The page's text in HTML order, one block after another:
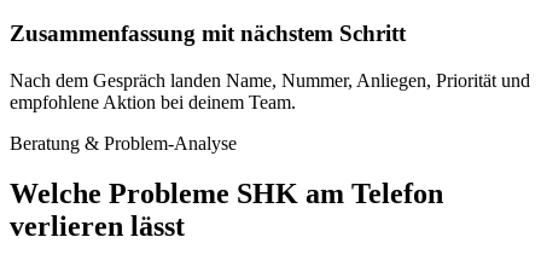
Zusammenfassung mit nächstem Schritt
Nach dem Gespräch landen Name, Nummer, Anliegen, Priorität und
empfohlene Aktion bei deinem Team.
Beratung & Problem-Analyse
Welche Probleme SHK am Telefon
verlieren lässt